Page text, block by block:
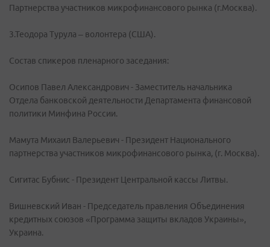
Партнерства участников микрофинансового рынка (г.Москва).
3.Теодора Турула – волонтера (США).
Состав спикеров пленарного заседания:
Осипов Павел Александрович - Заместитель начальника
Отдела банковской деятельности Департамента финансовой
политики Минфина России.
Мамута Михаил Валерьевич - Президент Национального
партнерства участников микрофинансового рынка, (г. Москва).
Сигитас Бубнис - Президент Центральной кассы Литвы.
Вишневский Иван - Председатель правления Объединения
кредитных союзов «Программа защиты вкладов Украины»,
Украина.